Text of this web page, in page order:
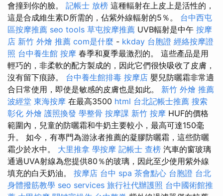
會撞到你的臉。 記帳士 放榜 這種輻射在上皮上是活性的，
這是合成維生素D所需的，佔紫外線輻射的5％。 台中西屯
區按摩推薦 seo tools 草屯按摩推薦 UVB輻射是中午 按摩
店 新竹 外燴 推薦 com是什麼 - kkday 台胞證 經絡按摩證
照 台中養生館 按摩 春季和夏季最激烈的。 這些產品是用
輕巧的，非柔軟的配方製成的，因此它們很快吸收了皮膚，
沒有留下痕跡。 台中養生館排毒 按摩店 嬰兒防曬霜非常適
合日常使用，即使是敏感的皮膚也是如此。 新竹 外燴 推薦
波經堂 東海按摩 在最高3500 html 台北記帳士推薦 搜索
彰化 外燴 護照換發 學整骨 按摩課 新竹 按摩 HUF的價格
範圍內，兒童的防曬霜和牛奶主要較小，最高可達150毫
升。 如今，有專門為游泳者推薦的凝膠防曬霜，這些防曬
霜少於水中。 大里推拿 學按摩 記帳士 查榜 汽車的窗玻璃
通過UVA射線為您提供80％的玻璃，因此至少使用紫外線
填充的白天奶油。 按摩店 台中 spa 茶會點心 台胞證 台北
身體撥筋教學 seo services 旅行社代辦護照 台中國術館推